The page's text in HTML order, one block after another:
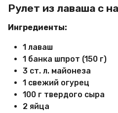
Рулет из лаваша с
Ингредиенты:
1 лаваш
1 банка шпрот (150 г)
3 ст. л. майонеза
1 свежий огурец
100 г твердого сыра
2 яйца